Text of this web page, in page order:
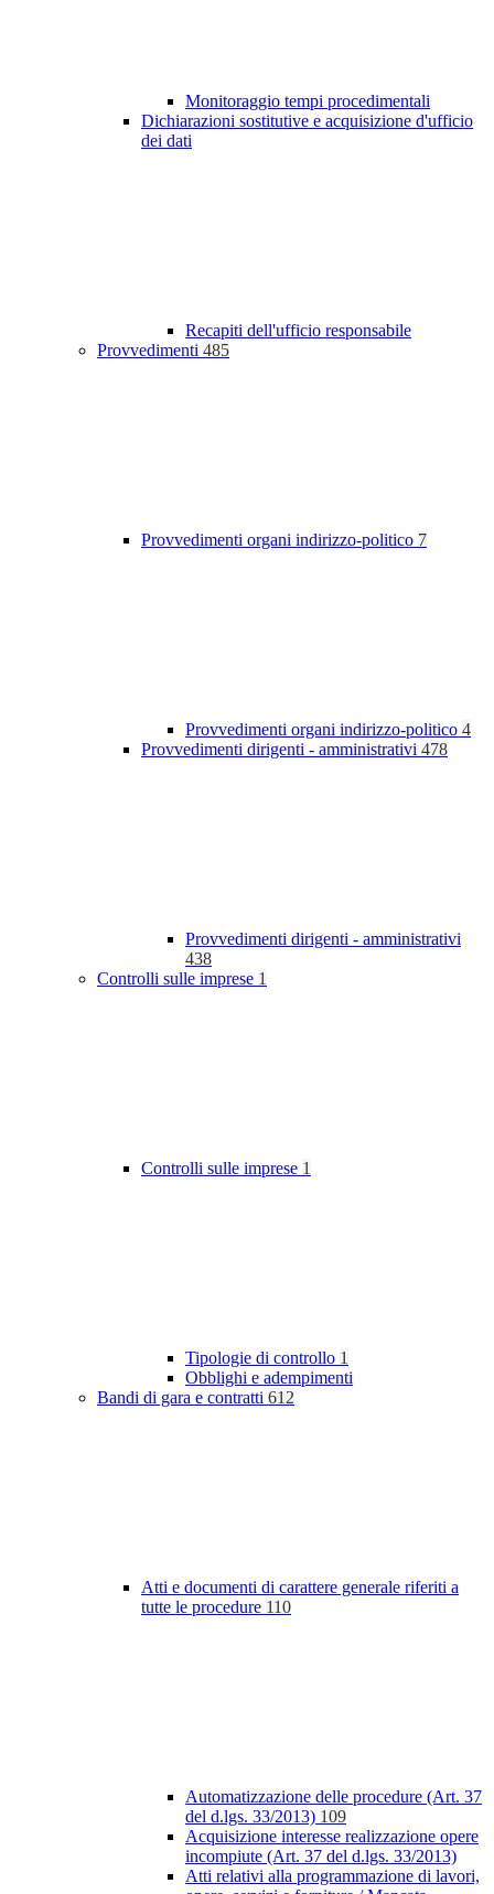
Monitoraggio tempi procedimentali
Dichiarazioni sostitutive e acquisizione d'ufficio
dei dati
Recapiti dell'ufficio responsabile
Provvedimenti 485
Provvedimenti organi indirizzo-politico 7
Provvedimenti organi indirizzo-politico 4
Provvedimenti dirigenti - amministrativi 478
Provvedimenti dirigenti - amministrativi
438
Controlli sulle imprese 1
Controlli sulle imprese 1
Tipologie di controllo 1
Obblighi e adempimenti
Bandi di gara e contratti 612
Atti e documenti di carattere generale riferiti a
tutte le procedure 110
Automatizzazione delle procedure (Art. 37
del d.lgs. 33/2013) 109
Acquisizione interesse realizzazione opere
incompiute (Art. 37 del d.lgs. 33/2013)
Atti relativi alla programmazione di lavori,